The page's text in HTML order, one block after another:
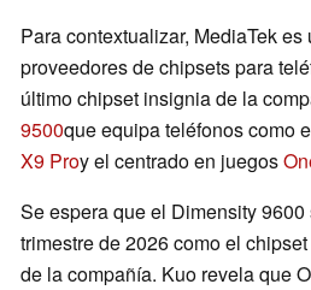
Para contextualizar, MediaTek
proveedores de chipsets para
último chipset insignia de la
9500que equipa teléfonos como
X9 Proy el centrado en juegos
Se espera que el Dimensity
trimestre de 2026 como el
de la compañía. Kuo revela que